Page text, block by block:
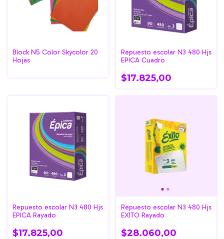
Block N5 Color Skycolor 20
Hojas
Repuesto escolar N3 480 Hjs
EPICA Cuadro
$17.825,00
Repuesto escolar N3 480 Hjs
EPICA Rayado
$17.825,00
Repuesto escolar N3 480 Hjs
EXITO Rayado
$28.060,00